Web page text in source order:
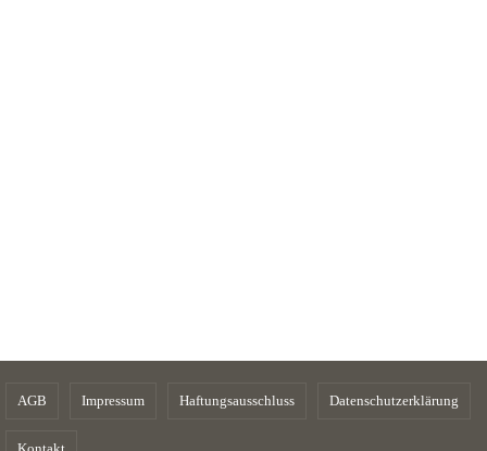
AGB Impressum Haftungsausschluss Datenschutzerklärung